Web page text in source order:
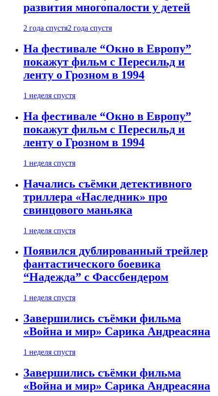
развития многопалости у детей
2 года спустя2 года спустя
На фестивале “Окно в Европу”
покажут фильм с Пересильд и
ленту о Грозном в 1994
1 неделя спустя
На фестивале “Окно в Европу”
покажут фильм с Пересильд и
ленту о Грозном в 1994
1 неделя спустя
Начались съёмки детективного
триллера «Наследник» про
свинцового маньяка
1 неделя спустя
Появился дублированный трейлер
фантастического боевика
“Надежда” с Фассбендером
1 неделя спустя
Завершились съёмки фильма
«Война и мир» Сарика Андреасяна
1 неделя спустя
Завершились съёмки фильма
«Война и мир» Сарика Андреасяна